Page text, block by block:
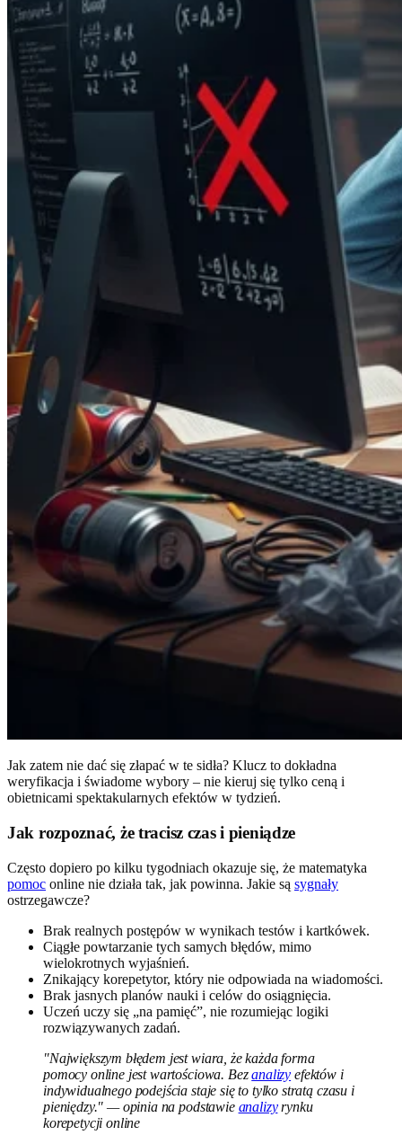
Jak zatem nie dać się złapać w te sidła? Klucz to dokładna
weryfikacja i świadome wybory – nie kieruj się tylko ceną i
obietnicami spektakularnych efektów w tydzień.
Jak rozpoznać, że tracisz czas i pieniądze
Często dopiero po kilku tygodniach okazuje się, że matematyka
pomoc online nie działa tak, jak powinna. Jakie są sygnały
ostrzegawcze?
Brak realnych postępów w wynikach testów i kartkówek.
Ciągłe powtarzanie tych samych błędów, mimo
wielokrotnych wyjaśnień.
Znikający korepetytor, który nie odpowiada na wiadomości.
Brak jasnych planów nauki i celów do osiągnięcia.
Uczeń uczy się „na pamięć”, nie rozumiejąc logiki
rozwiązywanych zadań.
"Największym błędem jest wiara, że każda forma
pomocy online jest wartościowa. Bezanalizy efektów i
indywidualnego podejścia staje się to tylko stratą czasu i
pieniędzy." — opinia na podstawie analizyrynku
korepetycji online